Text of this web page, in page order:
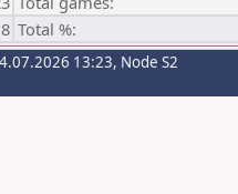
Total %:
13:23, Node S2